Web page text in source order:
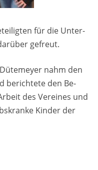
für die Un­ter­
ge­freut.
nahm den
be­rich­te­te den Be­
des Ver­ei­nes und
Kin­der der